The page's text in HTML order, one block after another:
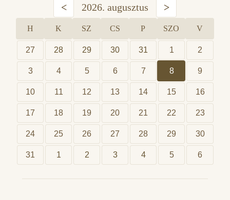
< 2026. augusztus >
H K SZ CS P SZO V
27 28 29 30 31 1 2
3 4 5 6 7 8 9
10 11 12 13 14 15 16
17 18 19 20 21 22 23
24 25 26 27 28 29 30
31 1 2 3 4 5 6